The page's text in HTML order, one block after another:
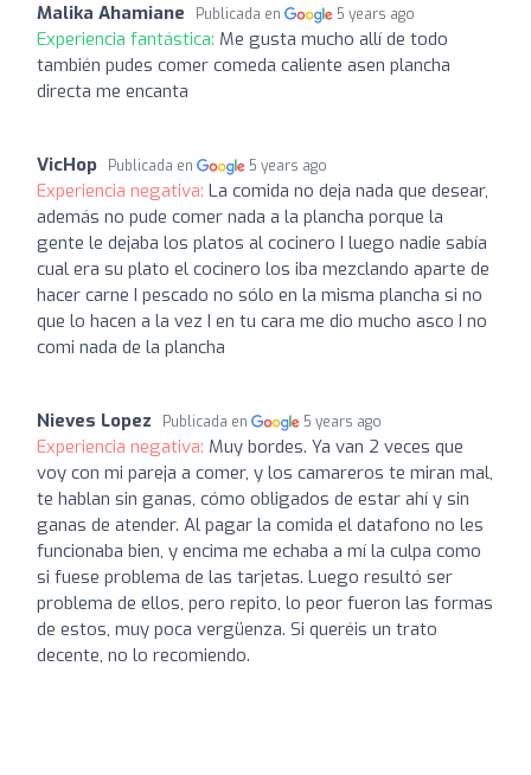
Malika Ahamiane Publicada en 5 years ago
Experiencia fantástica: Me gusta mucho allí de todo
también pudes comer comeda caliente asen plancha
directa me encanta
VicHop Publicada en 5 years ago
Experiencia negativa: La comida no deja nada que desear,
además no pude comer nada a la plancha porque la
gente le dejaba los platos al cocinero I luego nadie sabía
cual era su plato el cocinero los iba mezclando aparte de
hacer carne I pescado no sólo en la misma plancha si no
que lo hacen a la vez I en tu cara me dio mucho asco I no
comi nada de la plancha
Nieves Lopez Publicada en 5 years ago
Experiencia negativa: Muy bordes. Ya van 2 veces que
voy con mi pareja a comer, y los camareros te miran mal,
te hablan sin ganas, cómo obligados de estar ahí y sin
ganas de atender. Al pagar la comida el datafono no les
funcionaba bien, y encima me echaba a mí la culpa como
si fuese problema de las tarjetas. Luego resultó ser
problema de ellos, pero repito, lo peor fueron las formas
de estos, muy poca vergüenza. Si queréis un trato
decente, no lo recomiendo.